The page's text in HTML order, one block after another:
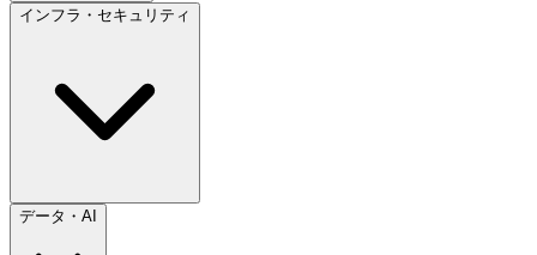
インフラ・セキュリティ
データ・AI